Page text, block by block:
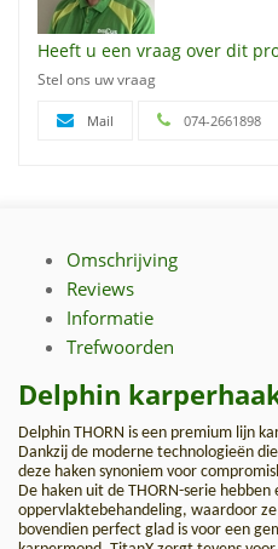
Heeft u een vraag over dit
Stel ons uw vraag
Mail 074-2661898
Omschrijving
Reviews
Informatie
Trefwoorden
Delphin
Delphin THORN is een premium lijn
Dankzij de moderne technologieën
deze haken synoniem voor
De haken uit de THORN-serie
oppervlaktebehandeling, waardoor
bovendien perfect glad is voor een